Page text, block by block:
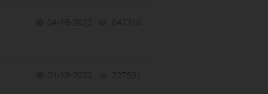
04-18-2022 647316
04-18-2022 227591